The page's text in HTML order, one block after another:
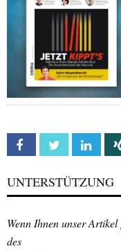
Facebook Twitter
UNTERSTÜTZUNG
Wenn Ihnen unser
des